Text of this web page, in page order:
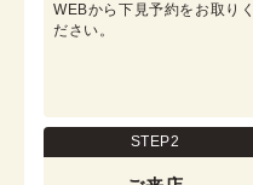
WEBから下見予約をお取りく
ださい。
STEP2